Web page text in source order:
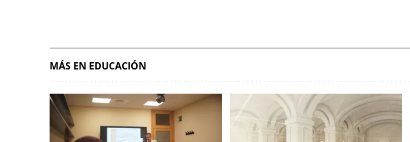
MÁS EN EDUCACIÓN